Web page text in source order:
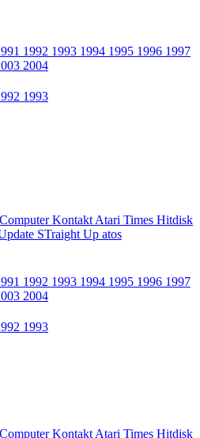
1992 1993 1994 1995 1996 1997
2004
1993
Computer Kontakt Atari Times Hitdisk
STraight Up atos
1992 1993 1994 1995 1996 1997
2004
1993
Computer Kontakt Atari Times Hitdisk